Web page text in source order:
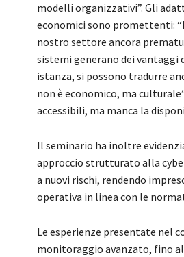
modelli organizzativi”. Gli
economici sono promettenti:
nostro settore ancora
sistemi generano dei
istanza, si possono tradurre
non è economico, ma
accessibili, ma manca la
Il seminario ha inoltre
approccio strutturato alla
a nuovi rischi, rendendo
operativa in linea con le
Le esperienze presentate nel
monitoraggio avanzato, fino